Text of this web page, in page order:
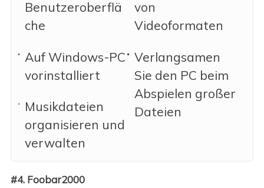
Benutzeroberflä
che
Auf Windows-PC
vorinstalliert
Musikdateien
organisieren und
verwalten
von
Videoformaten
Verlangsamen
Sie den PC beim
Abspielen großer
Dateien
#4. Foobar2000